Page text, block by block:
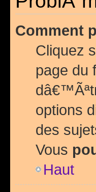
Comment
Cliquez
page du
options
des
Vous
Haut